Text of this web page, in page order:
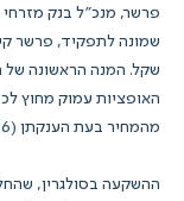
שקל. המנה הראשונה של
מהמחיר בעת הענקתן (16.06 שקל), אך רחוק מאוד מהמחיר הנוכחי שלהן.